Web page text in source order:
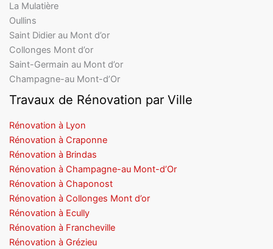
La Mulatière
Oullins
Saint Didier au Mont d’or
Collonges Mont d’or
Saint-Germain au Mont d’or
Champagne-au Mont-d’Or
Travaux de Rénovation par Ville
Rénovation à Lyon
Rénovation à Craponne
Rénovation à Brindas
Rénovation à Champagne-au Mont-d’Or
Rénovation à Chaponost
Rénovation à Collonges Mont d’or
Rénovation à Ecully
Rénovation à Francheville
Rénovation à Grézieu